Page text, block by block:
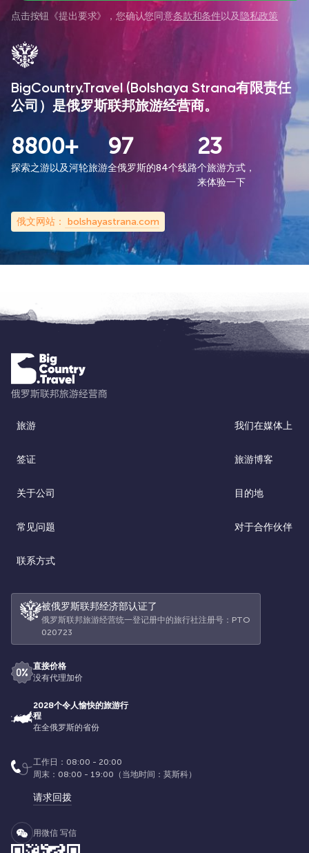
点击按钮《提出要求》，您确认您同意条款和条件以及 隐私政策
BigCountry.Travel (Bolshaya Strana有限责任
公司）是俄罗斯联邦旅游经营商。
8800+
探索之游以及河轮旅游
97
全俄罗斯的84个线路
23
个旅游方式，
来体验一下
俄文网站： bolshayastrana.com
旅游 我们在媒体上
签证 旅游博客
关于公司 目的地
常见问题 对于合作伙伴
联系方式
被俄罗斯联邦经济部认证了
俄罗斯联邦旅游经营统一登记册中的旅行社注册号：РТО
020723
直接价格
没有代理加价
2028个令人愉快的旅游行
程
在全俄罗斯的省份
工作日：08:00 - 20:00
周末：08:00 - 19:00（当地时间：莫斯科）
请求回拨
用微信 写信